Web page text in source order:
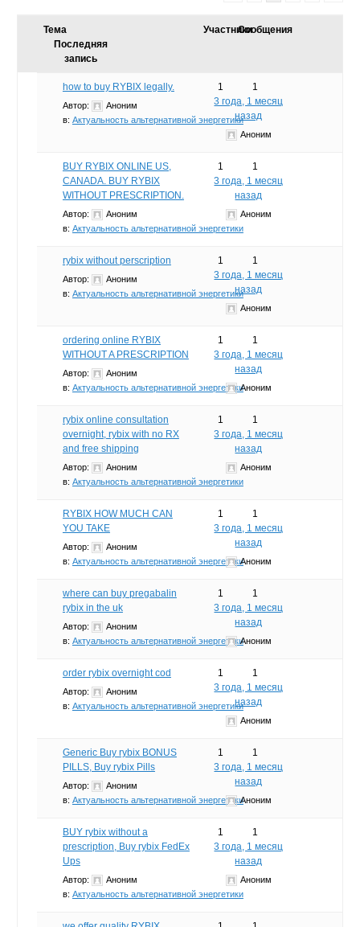
Тема УчастникиСообщения
Последняя
запись
how to buy RYBIX legally.
Автор:
Аноним
в: Актуальность альтернативной энергетики
1
1
3 года, 1 месяц
назад
Аноним
BUY RYBIX ONLINE US,
CANADA. BUY RYBIX
WITHOUT PRESCRIPTION.
Автор:
Аноним
в: Актуальность альтернативной энергетики
1
1
3 года, 1 месяц
назад
Аноним
rybix without perscription
Автор:
Аноним
в: Актуальность альтернативной энергетики
1
1
3 года, 1 месяц
назад
Аноним
ordering online RYBIX
WITHOUT A PRESCRIPTION
Автор:
Аноним
в: Актуальность альтернативной энергетики
1
1
3 года, 1 месяц
назад
Аноним
rybix online consultation
overnight, rybix with no RX
and free shipping
Автор:
Аноним
в: Актуальность альтернативной энергетики
1
1
3 года, 1 месяц
назад
Аноним
RYBIX HOW MUCH CAN
YOU TAKE
Автор:
Аноним
в: Актуальность альтернативной энергетики
1
1
3 года, 1 месяц
назад
Аноним
where can buy pregabalin
rybix in the uk
Автор:
Аноним
в: Актуальность альтернативной энергетики
1
1
3 года, 1 месяц
назад
Аноним
order rybix overnight cod
Автор:
Аноним
в: Актуальность альтернативной энергетики
1
1
3 года, 1 месяц
назад
Аноним
Generic Buy rybix BONUS
PILLS, Buy rybix Pills
Автор:
Аноним
в: Актуальность альтернативной энергетики
1
1
3 года, 1 месяц
назад
Аноним
BUY rybix without a
prescription, Buy rybix FedEx
Ups
Автор:
Аноним
в: Актуальность альтернативной энергетики
1
1
3 года, 1 месяц
назад
Аноним